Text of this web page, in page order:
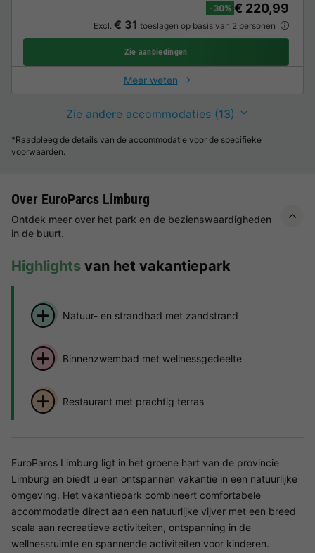
-30% € 220,99
Excl. € 31 toeslagen op basis van 2 personen
Zie aanbiedingen
Meer weten
Zie andere accommodaties (13)
*Raadpleeg de details van de accommodatie voor de specifieke
voorwaarden.
Over EuroParcs Limburg
Ontdek meer over het park en de bezienswaardigheden
in de buurt.
Highlights van het vakantiepark
Natuur- en strandbad met zandstrand
Binnenzwembad met wellnessgedeelte
Restaurant met prachtig terras
EuroParcs Limburg ligt in het groene hart van de provincie
Limburg en biedt u een ontspannen vakantie in een natuurlijke
omgeving. Het vakantiepark combineert comfortabele
accommodatie direct aan een natuurlijke vijver met een breed
scala aan recreatieve activiteiten, ontspanning in de
wellnessruimte en spannende activiteiten voor kinderen.